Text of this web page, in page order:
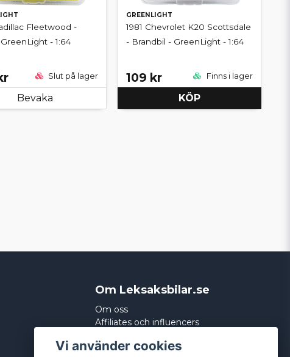
Fleetwood -
- 1:64
Slut på lager
Bevaka
GREENLIGHT
1981 Chevrolet K20 Scottsdale
- Brandbil - GreenLight - 1:64
109 kr Finns i lager
KÖP
Om Leksaksbilar.se
Om oss
Affiliates och influencers
Integritetspolicy
Vi använder cookies